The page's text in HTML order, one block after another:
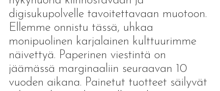
digisukupolvelle tavoitettavaan muotoon.
Ellemme onnistu tässä, uhkaa
monipuolinen karjalainen kulttuurimme
näivettyä. Paperinen viestintä on
jäämässä marginaaliin seuraavan 10
vuoden aikana. Painetut tuotteet säilyvät